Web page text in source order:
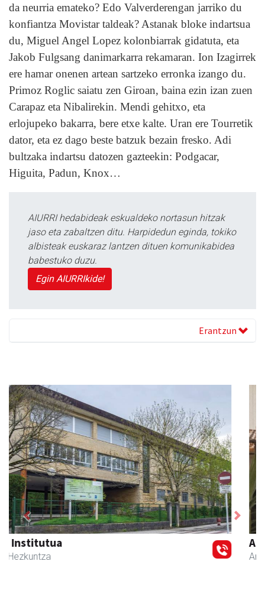
da neurria emateko? Edo Valverderengan jarriko du
konfiantza Movistar taldeak? Astanak bloke indartsua
du, Miguel Angel Lopez kolonbiarrak gidatuta, eta
Jakob Fulgsang danimarkarra rekamaran. Ion Izagirrek
ere hamar onenen artean sartzeko erronka izango du.
Primoz Roglic saiatu zen Giroan, baina ezin izan zuen
Carapaz eta Nibalirekin. Mendi gehitxo, eta
erlojupeko bakarra, bere etxe kalte. Uran ere Tourretik
dator, eta ez dago beste batzuk bezain fresko. Adi
bultzaka indartsu datozen gazteekin: Podgacar,
Higuita, Padun, Knox…
AIURRI hedabideak eskualdeko nortasun hitzak
jaso eta zabaltzen ditu. Harpidedun eginda, tokiko
albisteak euskaraz lantzen dituen komunikabidea
babestuko duzu.
Egin AIURRIkide!
Erantzun
Akam espazioa
Amasa-Villabona
Previous Next